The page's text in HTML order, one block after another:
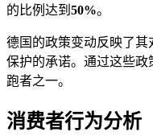
的比例达到 50%。
德国的政策变动反映了
保护的承诺。通过这些
跑者之一。
消费者行为分析